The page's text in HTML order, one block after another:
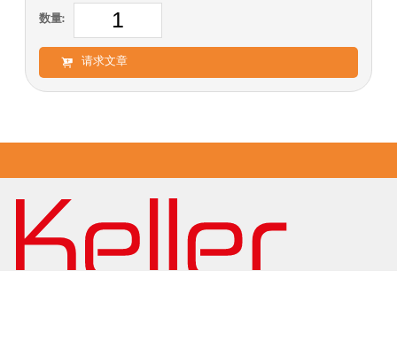
数量:
请求文章